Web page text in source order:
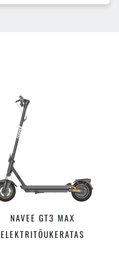
LISA KORVI
NAVEE GT3 MAX
ELEKTRITÕUKERATAS